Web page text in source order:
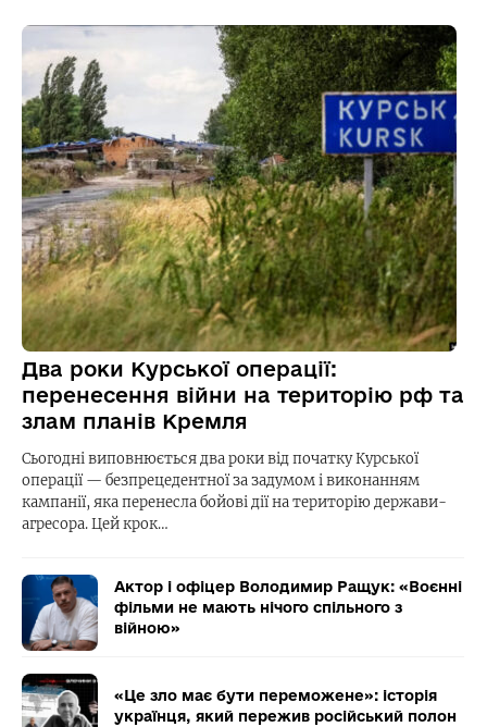
Два роки Курської операції:
перенесення війни на територію рф та
злам планів Кремля
Сьогодні виповнюється два роки від початку Курської
операції — безпрецедентної за задумом і виконанням
кампанії, яка перенесла бойові дії на територію держави-
агресора. Цей крок…
Актор і офіцер Володимир Ращук: «Воєнні
фільми не мають нічого спільного з
війною»
«Це зло має бути переможене»: історія
українця, який пережив російський полон